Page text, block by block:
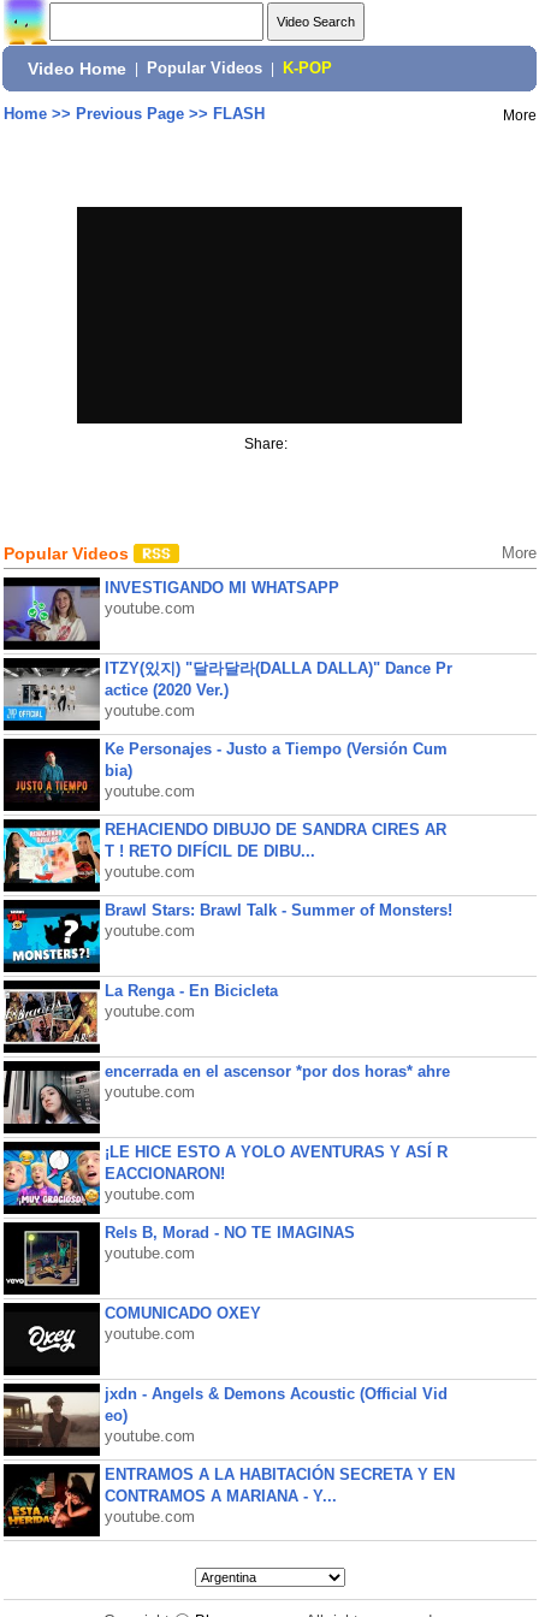
Video Home Popular Videos K-POP
Home>> Previous Page>> FLASH More
Share:
Popular Videos More
INVESTIGANDO MI WHATSAPP
youtube.com
ITZY(있지) "달라달라(DALLA DALLA)" Dance Pr
actice (2020 Ver.)
youtube.com
Ke Personajes - Justo a Tiempo (Versión Cum
bia)
youtube.com
REHACIENDO DIBUJO DE SANDRA CIRES AR
T ! RETO DIFÍCIL DE DIBU...
youtube.com
Brawl Stars: Brawl Talk - Summer of Monsters!
youtube.com
La Renga - En Bicicleta
youtube.com
encerrada en el ascensor *por dos horas* ahre
youtube.com
¡LE HICE ESTO A YOLO AVENTURAS Y ASÍ R
EACCIONARON!
youtube.com
Rels B, Morad - NO TE IMAGINAS
youtube.com
COMUNICADO OXEY
youtube.com
jxdn - Angels & Demons Acoustic (Official Vid
eo)
youtube.com
ENTRAMOS A LA HABITACIÓN SECRETA Y EN
CONTRAMOS A MARIANA - Y...
youtube.com